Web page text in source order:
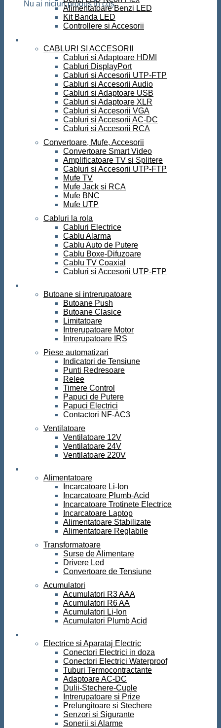
Nu ai niciun produs în coș.
Alimentatoare Benzi LED
Kit Banda LED
Controllere si Accesorii
CABLURI SI ACCESORII
Cabluri si Adaptoare HDMI
Cabluri DisplayPort
Cabluri si Accesorii UTP-FTP
Cabluri si Accesorii Audio
Cabluri si Adaptoare USB
Cabluri si Adaptoare XLR
Cabluri si Accesorii VGA
Cabluri si Accesorii AC-DC
Cabluri si Accesorii RCA
Convertoare, Mufe, Accesorii
Convertoare Smart Video
Amplificatoare TV si Splitere
Cabluri si Accesorii UTP-FTP
Mufe TV
Mufe Jack si RCA
Mufe BNC
Mufe UTP
Cabluri la rola
Cabluri Electrice
Cablu Alarma
Cablu Auto de Putere
Cablu Boxe-Difuzoare
Cablu TV Coaxial
Cabluri si Accesorii UTP-FTP
Butoane si intrerupatoare
Butoane Push
Butoane Clasice
Limitatoare
Intrerupatoare Motor
Intrerupatoare IRS
Piese automatizari
Indicatori de Tensiune
Punti Redresoare
Relee
Timere Control
Papuci de Putere
Papuci Electrici
Contactori NF-AC3
Ventilatoare
Ventilatoare 12V
Ventilatoare 24V
Ventilatoare 220V
Alimentatoare
Incarcatoare Li-Ion
Incarcatoare Plumb-Acid
Incarcatoare Trotinete Electrice
Incarcatoare Laptop
Alimentatoare Stabilizate
Alimentatoare Reglabile
Transformatoare
Surse de Alimentare
Drivere Led
Convertoare de Tensiune
Acumulatori
Acumulatori R3 AAA
Acumulatori R6 AA
Acumulatori Li-Ion
Acumulatori Plumb Acid
Electrice si Aparataj Electric
Conectori Electrici in doza
Conectori Electrici Waterproof
Tuburi Termocontractante
Adaptoare AC-DC
Dulii-Stechere-Cuple
Intrerupatoare si Prize
Prelungitoare si Stechere
Senzori si Sigurante
Sonerii si Alarme